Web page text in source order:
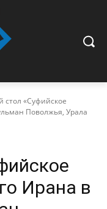
стол «Суфийское
Поволжья, Урала
Ирана в